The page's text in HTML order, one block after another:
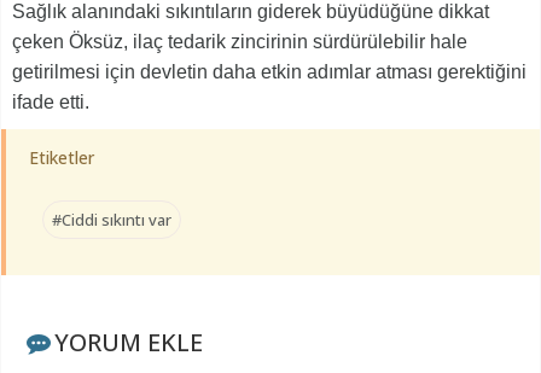
Sağlık alanındaki sıkıntıların giderek büyüdüğüne dikkat
çeken Öksüz, ilaç tedarik zincirinin sürdürülebilir hale
getirilmesi için devletin daha etkin adımlar atması gerektiğini
ifade etti.
Etiketler
#Ciddi sıkıntı var
YORUM EKLE